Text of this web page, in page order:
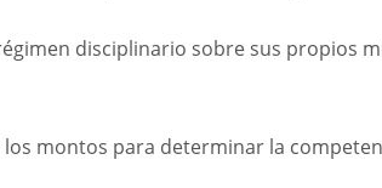
disciplinario sobre sus propios
los montos para determinar la